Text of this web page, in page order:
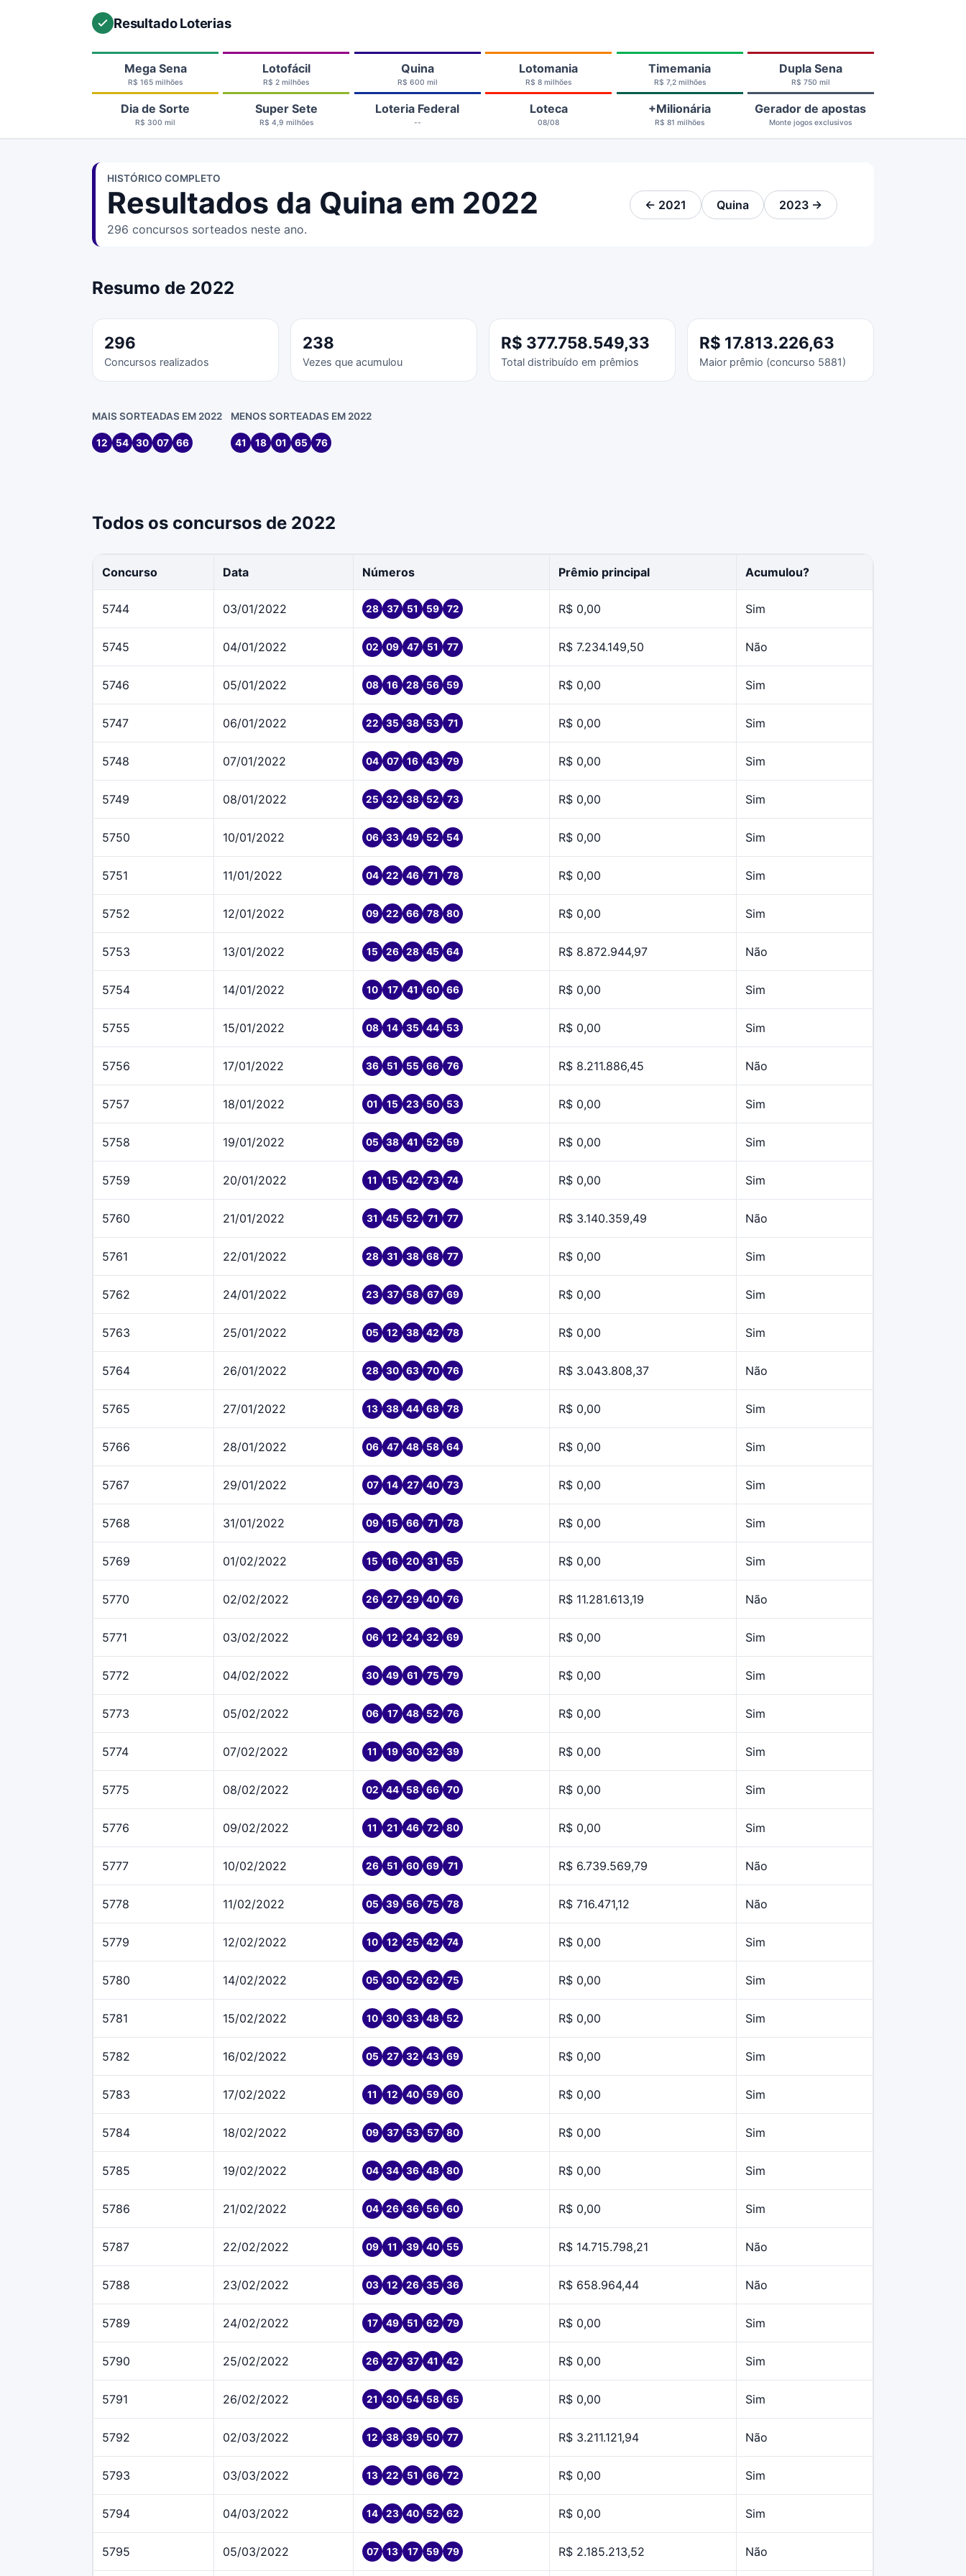
Resultado Loterias
Mega Sena
R$ 165 milhões
Lotofácil
R$ 2 milhões
Quina
R$ 600 mil
Lotomania
R$ 8 milhões
Timemania
R$ 7,2 milhões
Dupla Sena
R$ 750 mil
Dia de Sorte
R$ 300 mil
Super Sete
R$ 4,9 milhões
Loteria Federal
--
Loteca
08/08
+Milionária
R$ 81 milhões
Gerador de apostas
Monte jogos exclusivos
HISTÓRICO COMPLETO
Resultados da Quina em 2022
296 concursos sorteados neste ano.
← 2021 Quina 2023 →
Resumo de 2022
296
Concursos realizados
238
Vezes que acumulou
R$ 377.758.549,33
Total distribuído em prêmios
R$ 17.813.226,63
Maior prêmio (concurso 5881)
MAIS SORTEADAS EM 2022
12 54 30 07 66
MENOS SORTEADAS EM 2022
41 18 01 65 76
Todos os concursos de 2022
Concurso Data Números Prêmio principal Acumulou?
5744 03/01/2022 28 37 51 59 72 R$ 0,00 Sim
5745 04/01/2022 02 09 47 51 77 R$ 7.234.149,50 Não
5746 05/01/2022 08 16 28 56 59 R$ 0,00 Sim
5747 06/01/2022 22 35 38 53 71 R$ 0,00 Sim
5748 07/01/2022 04 07 16 43 79 R$ 0,00 Sim
5749 08/01/2022 25 32 38 52 73 R$ 0,00 Sim
5750 10/01/2022 06 33 49 52 54 R$ 0,00 Sim
5751 11/01/2022 04 22 46 71 78 R$ 0,00 Sim
5752 12/01/2022 09 22 66 78 80 R$ 0,00 Sim
5753 13/01/2022 15 26 28 45 64 R$ 8.872.944,97 Não
5754 14/01/2022 10 17 41 60 66 R$ 0,00 Sim
5755 15/01/2022 08 14 35 44 53 R$ 0,00 Sim
5756 17/01/2022 36 51 55 66 76 R$ 8.211.886,45 Não
5757 18/01/2022 01 15 23 50 53 R$ 0,00 Sim
5758 19/01/2022 05 38 41 52 59 R$ 0,00 Sim
5759 20/01/2022 11 15 42 73 74 R$ 0,00 Sim
5760 21/01/2022 31 45 52 71 77 R$ 3.140.359,49 Não
5761 22/01/2022 28 31 38 68 77 R$ 0,00 Sim
5762 24/01/2022 23 37 58 67 69 R$ 0,00 Sim
5763 25/01/2022 05 12 38 42 78 R$ 0,00 Sim
5764 26/01/2022 28 30 63 70 76 R$ 3.043.808,37 Não
5765 27/01/2022 13 38 44 68 78 R$ 0,00 Sim
5766 28/01/2022 06 47 48 58 64 R$ 0,00 Sim
5767 29/01/2022 07 14 27 40 73 R$ 0,00 Sim
5768 31/01/2022 09 15 66 71 78 R$ 0,00 Sim
5769 01/02/2022 15 16 20 31 55 R$ 0,00 Sim
5770 02/02/2022 26 27 29 40 76 R$ 11.281.613,19 Não
5771 03/02/2022 06 12 24 32 69 R$ 0,00 Sim
5772 04/02/2022 30 49 61 75 79 R$ 0,00 Sim
5773 05/02/2022 06 17 48 52 76 R$ 0,00 Sim
5774 07/02/2022 11 19 30 32 39 R$ 0,00 Sim
5775 08/02/2022 02 44 58 66 70 R$ 0,00 Sim
5776 09/02/2022 11 21 46 72 80 R$ 0,00 Sim
5777 10/02/2022 26 51 60 69 71 R$ 6.739.569,79 Não
5778 11/02/2022 05 39 56 75 78 R$ 716.471,12 Não
5779 12/02/2022 10 12 25 42 74 R$ 0,00 Sim
5780 14/02/2022 05 30 52 62 75 R$ 0,00 Sim
5781 15/02/2022 10 30 33 48 52 R$ 0,00 Sim
5782 16/02/2022 05 27 32 43 69 R$ 0,00 Sim
5783 17/02/2022 11 12 40 59 60 R$ 0,00 Sim
5784 18/02/2022 09 37 53 57 80 R$ 0,00 Sim
5785 19/02/2022 04 34 36 48 80 R$ 0,00 Sim
5786 21/02/2022 04 26 36 56 60 R$ 0,00 Sim
5787 22/02/2022 09 11 39 40 55 R$ 14.715.798,21 Não
5788 23/02/2022 03 12 26 35 36 R$ 658.964,44 Não
5789 24/02/2022 17 49 51 62 79 R$ 0,00 Sim
5790 25/02/2022 26 27 37 41 42 R$ 0,00 Sim
5791 26/02/2022 21 30 54 58 65 R$ 0,00 Sim
5792 02/03/2022 12 38 39 50 77 R$ 3.211.121,94 Não
5793 03/03/2022 13 22 51 66 72 R$ 0,00 Sim
5794 04/03/2022 14 23 40 52 62 R$ 0,00 Sim
5795 05/03/2022 07 13 17 59 79 R$ 2.185.213,52 Não